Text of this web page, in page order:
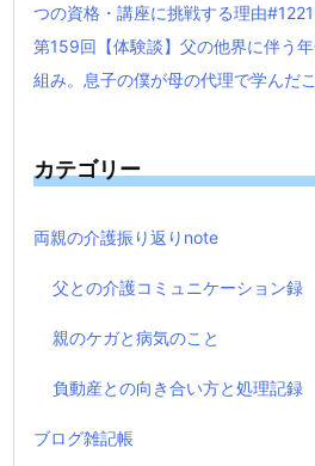
つの資格・講座に挑戦する理由#1221
第159回【体験談】父の他界に伴う
組み。息子の僕が母の代理で学んだ
カテゴリー
両親の介護振り返りnote
父との介護コミュニケーション録
親のケガと病気のこと
負動産との向き合い方と処理記録
ブログ雑記帳